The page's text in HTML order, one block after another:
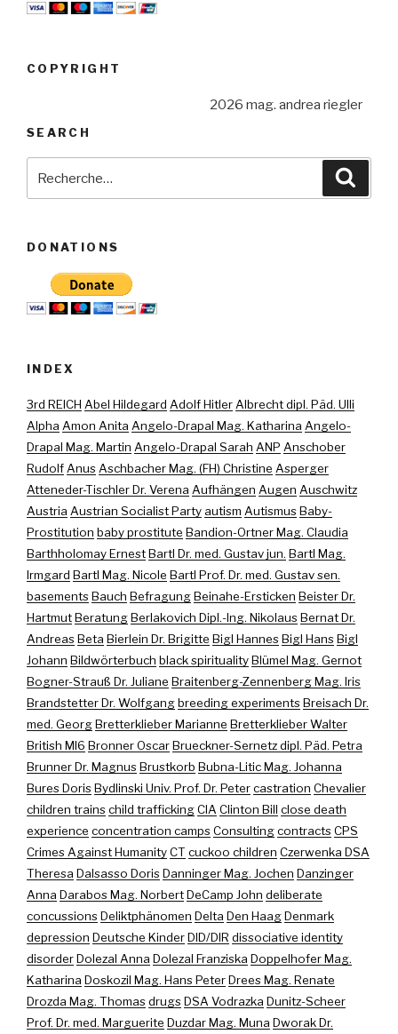
COPYRIGHT
2026 mag. andrea riegler
SEARCH
DONATIONS
INDEX
3rd REICH Abel Hildegard Adolf HitlerAlbrecht dipl. Päd. Ulli
Alpha Amon Anita Angelo-Drapal Mag. Katharina Angelo-
Drapal Mag. Martin Angelo-Drapal Sarah ANP Anschober
RudolfAnusAschbacher Mag. (FH) Christine Asperger
Atteneder-Tischler Dr. Verena Aufhängen Augen Auschwitz
Austria Austrian Socialist Party autism AutismusBaby-
Prostitution baby prostitute Bandion-Ortner Mag. Claudia
Barthholomay ErnestBartl Dr. med. Gustav jun. Bartl Mag.
Irmgard Bartl Mag. Nicole Bartl Prof. Dr. med. Gustav sen.
basementsBauch BefragungBeinahe-Ersticken Beister Dr.
HartmutBeratungBerlakovich Dipl.-Ing. NikolausBernat Dr.
AndreasBeta Bierlein Dr. Brigitte Bigl HannesBigl HansBigl
Johann Bildwörterbuch black spiritualityBlümel Mag. Gernot
Bogner-Strauß Dr. Juliane Braitenberg-Zennenberg Mag. Iris
Brandstetter Dr. Wolfgangbreeding experimentsBreisach Dr.
med. GeorgBretterklieber Marianne Bretterklieber Walter
British MI6 Bronner OscarBrueckner-Sernetz dipl. Päd. Petra
Brunner Dr. MagnusBrustkorb Bubna-Litic Mag. Johanna
Bures DorisBydlinski Univ. Prof. Dr. Petercastration Chevalier
children trainschild traffickingCIA Clinton Bill close death
experience concentration campsConsultingcontractsCPS
Crimes Against HumanityCT cuckoo children Czerwenka DSA
Theresa Dalsasso DorisDanninger Mag. Jochen Danzinger
Anna Darabos Mag. NorbertDeCamp John deliberate
concussionsDeliktphänomen Delta Den HaagDenmark
depression Deutsche KinderDID/DIR dissociative identity
disorderDolezal Anna Dolezal Franziska Doppelhofer Mag.
Katharina Doskozil Mag. Hans PeterDrees Mag. Renate
Drozda Mag. ThomasdrugsDSA Vodrazka Dunitz-Scheer
Prof. Dr. med. Marguerite Duzdar Mag. Muna Dworak Dr.